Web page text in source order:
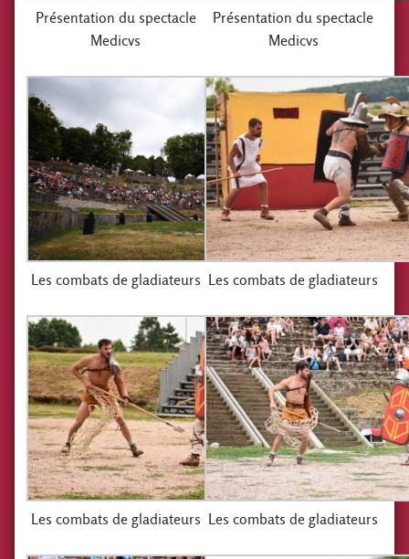
Présentation du spectacle
Medicvs
Présentation du spectacle
Medicvs
Les combats de gladiateurs Les combats de gladiateurs
Les combats de gladiateurs Les combats de gladiateurs